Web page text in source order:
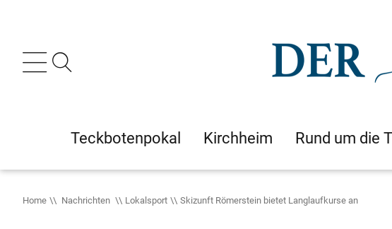
Teckbotenpokal Kirchheim Rund um die
Home Nachrichten Lokalsport Skizunft Römerstein bietet Langlaufkurse an